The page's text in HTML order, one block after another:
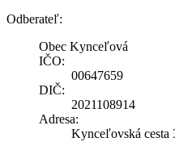
Odberateľ:
Obec Kynceľová
IČO:
00647659
DIČ:
2021108914
Adresa:
Kynceľovská cesta